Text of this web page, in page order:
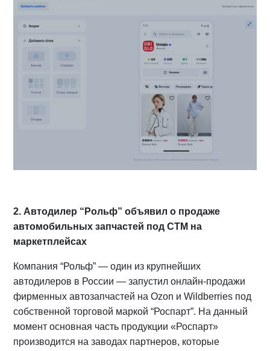
2. Автодилер “Рольф” объявил о продаже
автомобильных запчастей под СТМ на
маркетплейсах
Компания “Рольф” — один из крупнейших
автодилеров в России — запустил онлайн-продажи
фирменных автозапчастей на Ozon и Wildberries под
собственной торговой маркой “Роспарт”. На данный
момент основная часть продукции «Роспарт»
производится на заводах партнеров, которые